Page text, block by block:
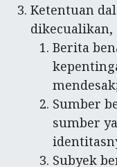
Ketentuan
dikecualikan,
Berita
Sumber
sumber
Subyek